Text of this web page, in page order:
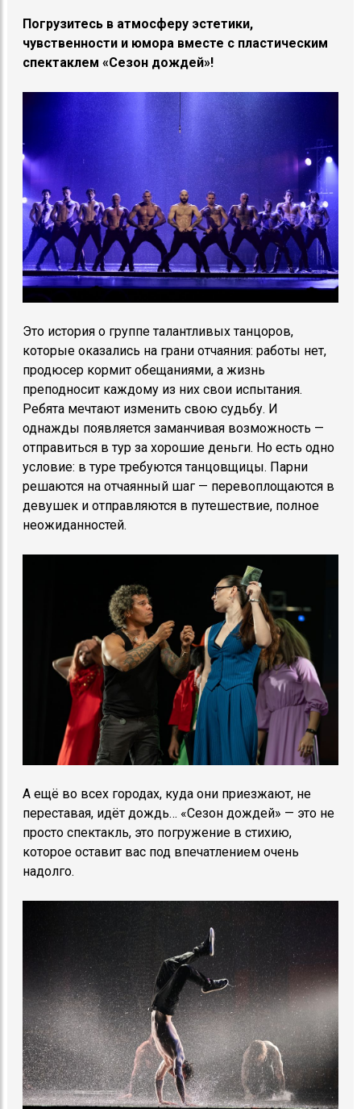
Погрузитесь в атмосферу эстетики,
чувственности и юмора вместе с пластическим
спектаклем «Сезон дождей»!
Это история о группе талантливых танцоров,
которые оказались на грани отчаяния: работы нет,
продюсер кормит обещаниями, а жизнь
преподносит каждому из них свои испытания.
Ребята мечтают изменить свою судьбу. И
однажды появляется заманчивая возможность —
отправиться в тур за хорошие деньги. Но есть одно
условие: в туре требуются танцовщицы. Парни
решаются на отчаянный шаг — перевоплощаются в
девушек и отправляются в путешествие, полное
неожиданностей.
А ещё во всех городах, куда они приезжают, не
переставая, идёт дождь… «Сезон дождей» — это не
просто спектакль, это погружение в стихию,
которое оставит вас под впечатлением очень
надолго.